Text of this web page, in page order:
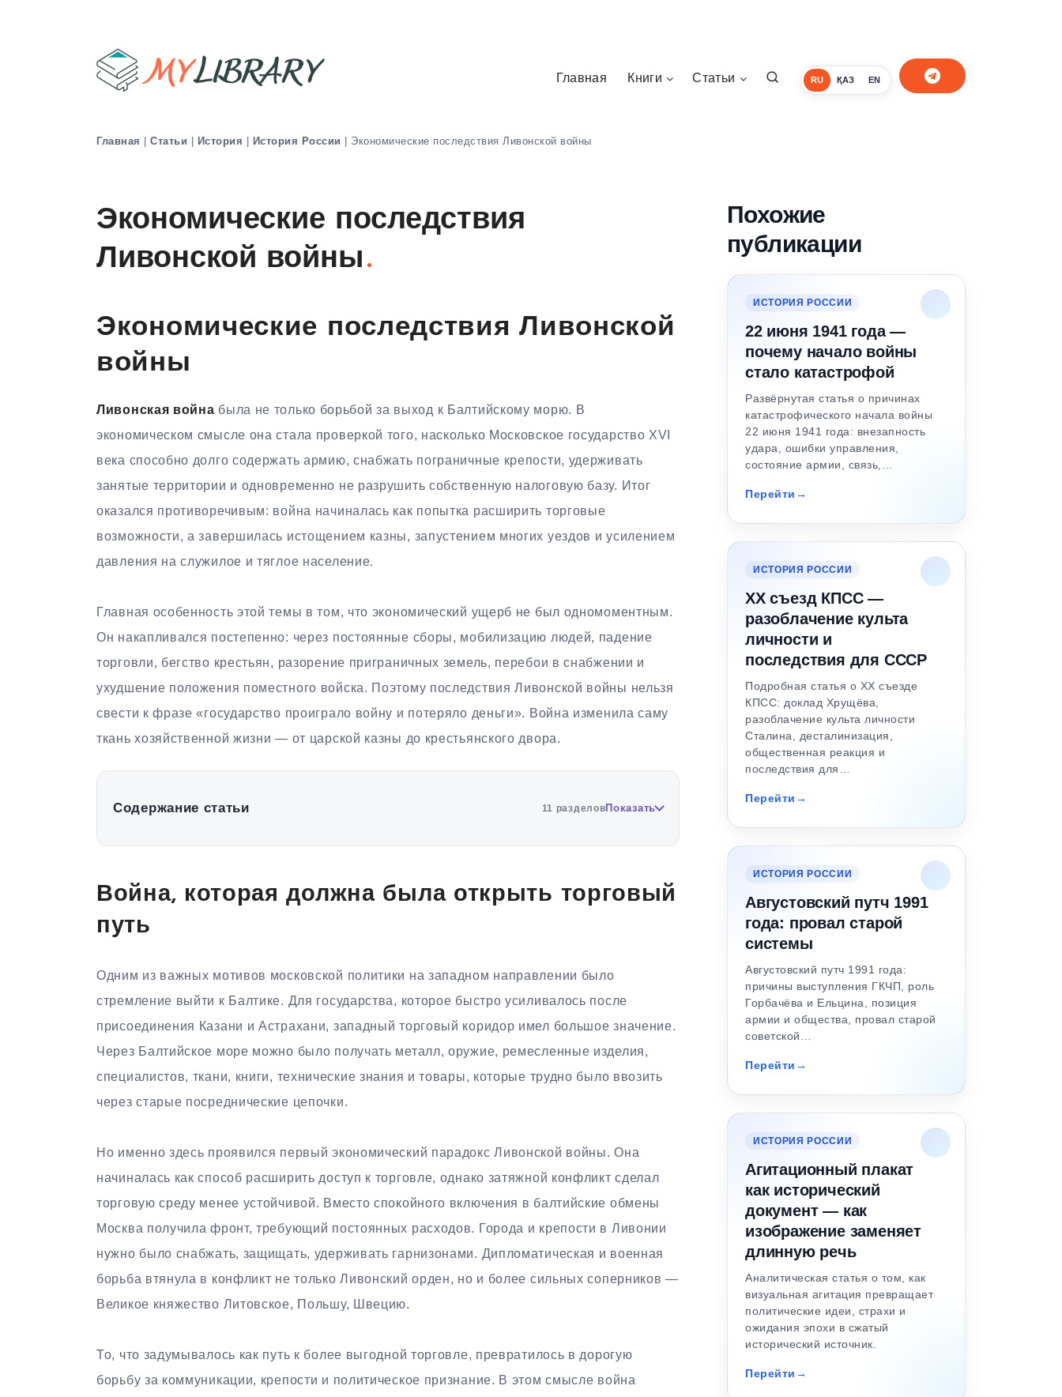
RU ҚАЗ EN
Главная Книги Статьи
Главная | Статьи | История | История России | Экономические последствия Ливонской войны
Экономические последствия
Ливонской войны
Экономические последствия Ливонской
войны
Ливонская война была не только борьбой за выход к Балтийскому морю. В
экономическом смысле она стала проверкой того, насколько Московское государство XVI
века способно долго содержать армию, снабжать пограничные крепости, удерживать
занятые территории и одновременно не разрушить собственную налоговую базу. Итог
оказался противоречивым: война начиналась как попытка расширить торговые
возможности, а завершилась истощением казны, запустением многих уездов и усилением
давления на служилое и тяглое население.
Главная особенность этой темы в том, что экономический ущерб не был одномоментным.
Он накапливался постепенно: через постоянные сборы, мобилизацию людей, падение
торговли, бегство крестьян, разорение приграничных земель, перебои в снабжении и
ухудшение положения поместного войска. Поэтому последствия Ливонской войны нельзя
свести к фразе «государство проиграло войну и потеряло деньги». Война изменила саму
ткань хозяйственной жизни — от царской казны до крестьянского двора.
Содержание статьи 11 разделовПоказать
Война, которая должна была открыть торговый
путь
Одним из важных мотивов московской политики на западном направлении было
стремление выйти к Балтике. Для государства, которое быстро усиливалось после
присоединения Казани и Астрахани, западный торговый коридор имел большое значение.
Через Балтийское море можно было получать металл, оружие, ремесленные изделия,
специалистов, ткани, книги, технические знания и товары, которые трудно было ввозить
через старые посреднические цепочки.
Но именно здесь проявился первый экономический парадокс Ливонской войны. Она
начиналась как способ расширить доступ к торговле, однако затяжной конфликт сделал
торговую среду менее устойчивой. Вместо спокойного включения в балтийские обмены
Москва получила фронт, требующий постоянных расходов. Города и крепости в Ливонии
нужно было снабжать, защищать, удерживать гарнизонами. Дипломатическая и военная
борьба втянула в конфликт не только Ливонский орден, но и более сильных соперников —
Великое княжество Литовское, Польшу, Швецию.
То, что задумывалось как путь к более выгодной торговле, превратилось в дорогую
борьбу за коммуникации, крепости и политическое признание. В этом смысле война
Похожие
публикации
ИСТОРИЯ РОССИИ
22 июня 1941 года —
почему начало войны
стало катастрофой
Развёрнутая статья о причинах
катастрофического начала войны
22 июня 1941 года: внезапность
удара, ошибки управления,
состояние армии, связь,…
Перейти
ИСТОРИЯ РОССИИ
XX съезд КПСС —
разоблачение культа
личности и
последствия для СССР
Подробная статья о XX съезде
КПСС: доклад Хрущёва,
разоблачение культа личности
Сталина, десталинизация,
общественная реакция и
последствия для…
Перейти
ИСТОРИЯ РОССИИ
Августовский путч 1991
года: провал старой
системы
Августовский путч 1991 года:
причины выступления ГКЧП, роль
Горбачёва и Ельцина, позиция
армии и общества, провал старой
советской…
Перейти
ИСТОРИЯ РОССИИ
Агитационный плакат
как исторический
документ — как
изображение заменяет
длинную речь
Аналитическая статья о том, как
визуальная агитация превращает
политические идеи, страхи и
ожидания эпохи в сжатый
исторический источник.
Перейти